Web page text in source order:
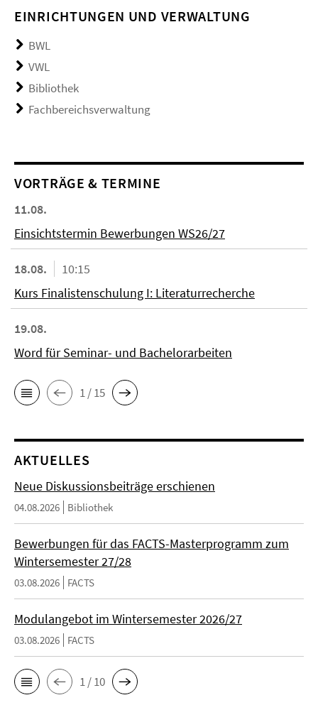
EINRICHTUNGEN UND VERWALTUNG
BWL
VWL
Bibliothek
Fachbereichsverwaltung
VORTRÄGE & TERMINE
11.08.
Einsichtstermin Bewerbungen WS26/27
18.08.
10:15
Kurs Finalistenschulung I: Literaturrecherche
19.08.
Word für Seminar- und Bachelorarbeiten
1 / 15
AKTUELLES
Neue Diskussionsbeiträge erschienen
04.08.2026 Bibliothek
Bewerbungen für das FACTS-Masterprogramm zum
Wintersemester 27/28
03.08.2026 FACTS
Modulangebot im Wintersemester 2026/27
03.08.2026 FACTS
1 / 10